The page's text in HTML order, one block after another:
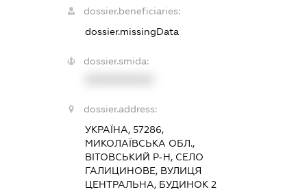
dossier.beneficiaries:
dossier.missingData
dossier.smida:
dossier.address:
УКРАЇНА, 57286,
МИКОЛАЇВСЬКА ОБЛ.,
ВІТОВСЬКИЙ Р-Н, СЕЛО
ГАЛИЦИНОВЕ, ВУЛИЦЯ
ЦЕНТРАЛЬНА, БУДИНОК 2